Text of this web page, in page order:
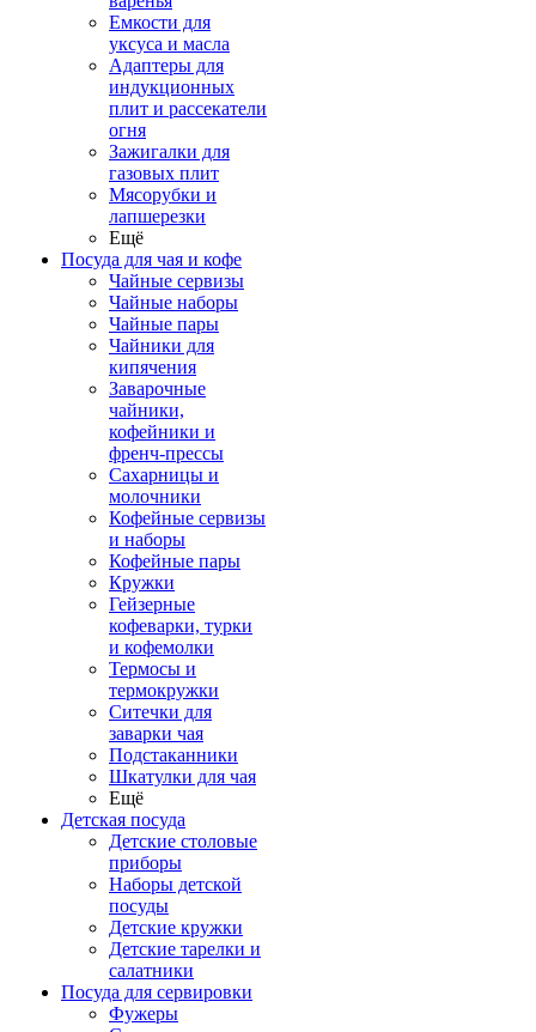
Емкости для
уксуса и масла
Адаптеры для
индукционных
плит и рассекатели
огня
Зажигалки для
газовых плит
Мясорубки и
лапшерезки
Ещё
Посуда для чая и кофе
Чайные сервизы
Чайные наборы
Чайные пары
Чайники для
кипячения
Заварочные
чайники,
кофейники и
френч-прессы
Сахарницы и
молочники
Кофейные сервизы
и наборы
Кофейные пары
Кружки
Гейзерные
кофеварки, турки
и кофемолки
Термосы и
термокружки
Ситечки для
заварки чая
Подстаканники
Шкатулки для чая
Ещё
Детская посуда
Детские столовые
приборы
Наборы детской
посуды
Детские кружки
Детские тарелки и
салатники
Посуда для сервировки
Фужеры